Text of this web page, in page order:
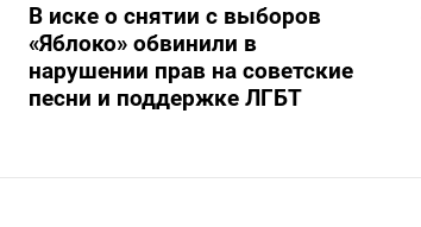
В иске о снятии с выборов
«Яблоко» обвинили в
нарушении прав на советские
песни и поддержке ЛГБТ